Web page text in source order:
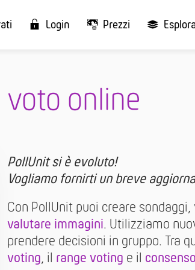
Login Prezzi
online
PollUnit si è evoluto!
Vogliamo fornirti un breve
Con PollUnit puoi creare
valutare immagini. Utilizziamo
prendere decisioni in gruppo. Tra
voting, il range voting e il